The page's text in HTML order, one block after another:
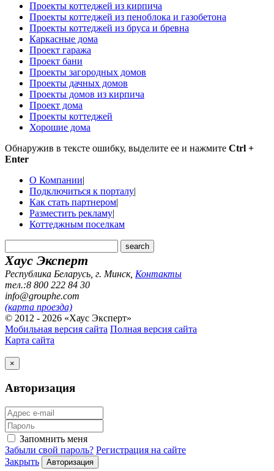
Проекты коттеджей из кирпича
Проекты коттеджей из пеноблока и газобетона
Проекты коттеджей из бруса и бревна
Каркасные дома
Проект гаража
Проект бани
Проекты загородных домов
Проекты дачных домов
Проекты домов из кирпича
Проект дома
Проекты коттеджей
Хорошие дома
Обнаружив в тексте ошибку, выделите ее и нажмите Ctrl +
Enter
О Компании|
Подключиться к порталу|
Как стать партнером|
Разместить рекламу|
Коттеджным поселкам
Хаус Эксперт
Республика Беларусь, г. Минск, Контакты
тел.:8 800 222 84 30
info@grouphe.com
(карта проезда)
© 2012 - 2026 «Хаус Эксперт»
Мобильная версия сайта Полная версия сайта
Карта сайта
×
Авторизация
Запомнить меня
Забыли свой пароль? Регистрация на сайте
Закрыть